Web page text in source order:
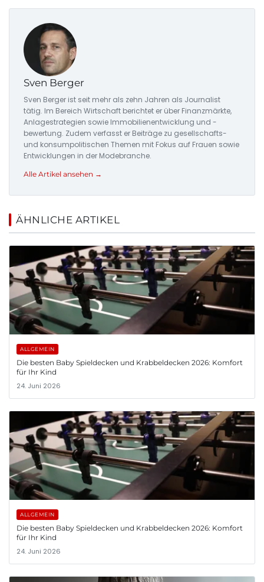
Sven Berger
Sven Berger ist seit mehr als zehn Jahren als Journalist
tätig. Im Bereich Wirtschaft berichtet er über Finanzmärkte,
Anlagestrategien sowie Immobilienentwicklung und -
bewertung. Zudem verfasst er Beiträge zu gesellschafts-
und konsumpolitischen Themen mit Fokus auf Frauen sowie
Entwicklungen in der Modebranche.
Alle Artikel ansehen →
ÄHNLICHE ARTIKEL
ALLGEMEIN
Die besten Baby Spieldecken und Krabbeldecken 2026: Komfort
für Ihr Kind
24. Juni 2026
ALLGEMEIN
Die besten Baby Spieldecken und Krabbeldecken 2026: Komfort
für Ihr Kind
24. Juni 2026